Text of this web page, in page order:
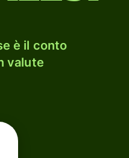
è il conto
valute